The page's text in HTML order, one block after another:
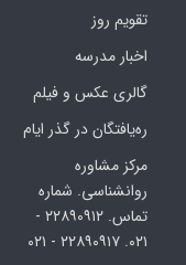
تقویم روز
اخبار مدرسه
گالری عکس و فیلم
ره‌یافتگان در گذر ایام
مرکز مشاوره
روانشناسی. شماره
تماس. ۲۲۸۹۰۹۱۲ -
۰۲۱. ۲۲۸۹۰۹۱۷ - ۰۲۱